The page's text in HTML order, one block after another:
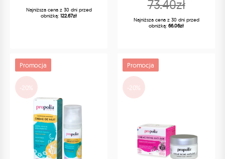
Najniższa cena z 30 dni przed
obniżką: 122.67zł
73.40zł
Najniższa cena z 30 dni przed
obniżką: 66.06zł
Promocja
-20%
Promocja
-20%